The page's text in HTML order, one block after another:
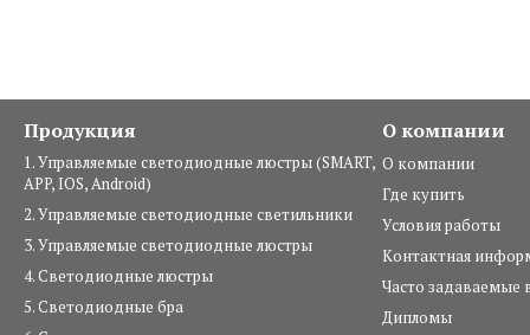
Продукция
1. Управляемые светодиодные люстры (SMART,
APP, IOS, Android)
2. Управляемые светодиодные светильники
3. Управляемые светодиодные люстры
4. Светодиодные люстры
5. Светодиодные бра
О компании
О компании
Где купить
Условия работы
Контактная
Часто задаваемые
Дипломы